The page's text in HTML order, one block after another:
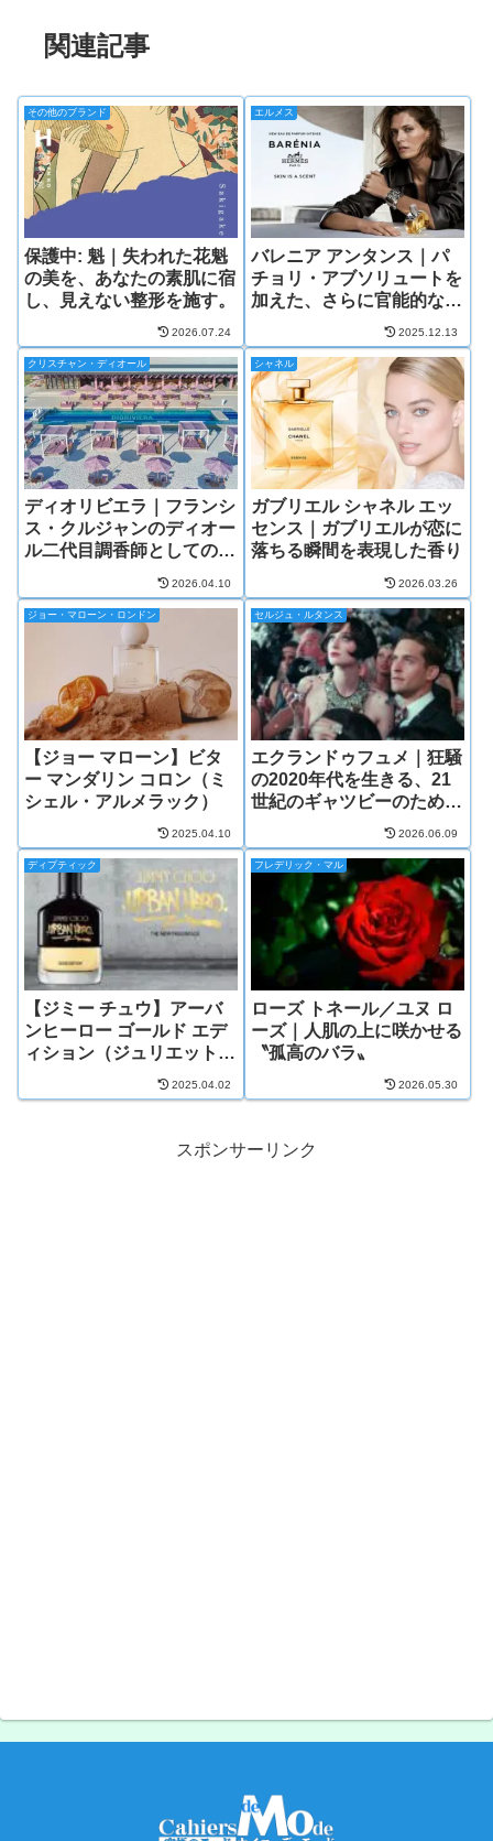
関連記事
その他のブランド
保護中: 魁｜失われた花魁
の美を、あなたの素肌に宿
し、見えない整形を施す。
2026.07.24
エルメス
バレニア アンタンス｜パ
チョリ・アブソリュートを
加えた、さらに官能的なシ
2025.12.13
クリスチャン・ディオール
ディオリビエラ｜フランシ
ス・クルジャンのディオー
ル二代目調香師としての初
2026.04.10
シャネル
ガブリエル シャネル エッ
センス｜ガブリエルが恋に
落ちる瞬間を表現した香り
2026.03.26
ジョー・マローン・ロンドン
【ジョー マローン】ビタ
ー マンダリン コロン（ミ
シェル・アルメラック）
2025.04.10
セルジュ・ルタンス
エクランドゥフュメ｜狂騒
の2020年代を生きる、21
世紀のギャツビーのための
2026.06.09
ディプティック
【ジミー チュウ】アーバ
ンヒーロー ゴールド エデ
ィション（ジュリエット・
カラグーゾグー）
2025.04.02
フレデリック・マル
ローズ トネール／ユヌ ロ
ーズ｜人肌の上に咲かせる
〝孤高のバラ〟
2026.05.30
スポンサーリンク